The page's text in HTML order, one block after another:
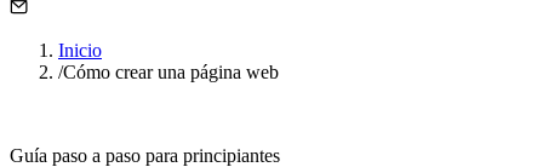
Inicio
/Cómo crear una página web
Guía paso a paso para principiantes